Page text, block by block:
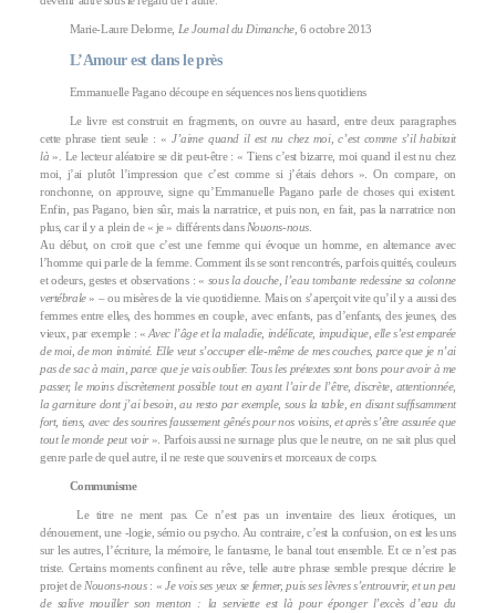
Marie-Laure Delorme, Le Journal du Dimanche, 6 octobre 2013
L’Amour est dans le près
Emmanuelle Pagano découpe en séquences nos liens quotidiens
Le livre est construit en fragments, on ouvre au hasard, entre deux paragraphes
cette phrase tient seule : «J’aime quand il est nu chez moi, c’est comme s’il habitait
là ». Le lecteur aléatoire se dit peut-être : « Tiens c’est bizarre, moi quand il est nu chez
moi, j’ai plutôt l’impression que c’est comme si j’étais dehors ». On compare, on
ronchonne, on approuve, signe qu’Emmanuelle Pagano parle de choses qui existent.
Enfin, pas Pagano, bien sûr, mais la narratrice, et puis non, en fait, pas la narratrice non
plus, car il y a plein de « je » différents dans Nouons-nous.
Au début, on croit que c’est une femme qui évoque un homme, en alternance avec
l’homme qui parle de la femme. Comment ils se sont rencontrés, parfois quittés, couleurs
et odeurs, gestes et observations : « sous la douche, l’eau tombante redessine sa colonne
vertébrale» – ou misères de la vie quotidienne. Mais on s’aperçoit vite qu’il y a aussi des
femmes entre elles, des hommes en couple, avec enfants, pas d’enfants, des jeunes, des
vieux, par exemple : «Avec l’âge et la maladie, indélicate, impudique, elle s’est emparée
de moi, de mon intimité. Elle veut s’occuper elle-même de mes couches, parce que je n’ai
pas de sac à main, parce que je vais oublier. Tous les prétextes sont bons pour avoir à me
passer, le moins discrètement possible tout en ayant l’air de l’être, discrète, attentionnée,
la garniture dont j’ai besoin, au resto par exemple, sous la table, en disant suffisamment
fort, tiens, avec des sourires faussement gênés pour nos voisins, et après s’être assurée que
tout le monde peut voir». Parfois aussi ne surnage plus que le neutre, on ne sait plus quel
genre parle de quel autre, il ne reste que souvenirs et morceaux de corps.
Communisme
Le titre ne ment pas. Ce n’est pas un inventaire des lieux érotiques, un
dénouement, une -logie, sémio ou psycho. Au contraire, c’est la confusion, on est les uns
sur les autres, l’écriture, la mémoire, le fantasme, le banal tout ensemble. Et ce n’est pas
triste. Certains moments confinent au rêve, telle autre phrase semble presque décrire le
projet de Nouons-nous: «Je vois ses yeux se fermer, puis ses lèvres s’entrouvrir, et un peu
de salive mouiller son menton : la serviette est là pour éponger l’excès d’eau du